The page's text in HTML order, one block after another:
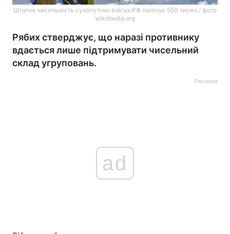
Штатна чисельність сухопутних військ РФ налічує 550 тисяч / фото
wikimedia.org
Рябих стверджує, що наразі противнику
вдається лише підтримувати чисельний
склад угруповань.
Реклама
ad